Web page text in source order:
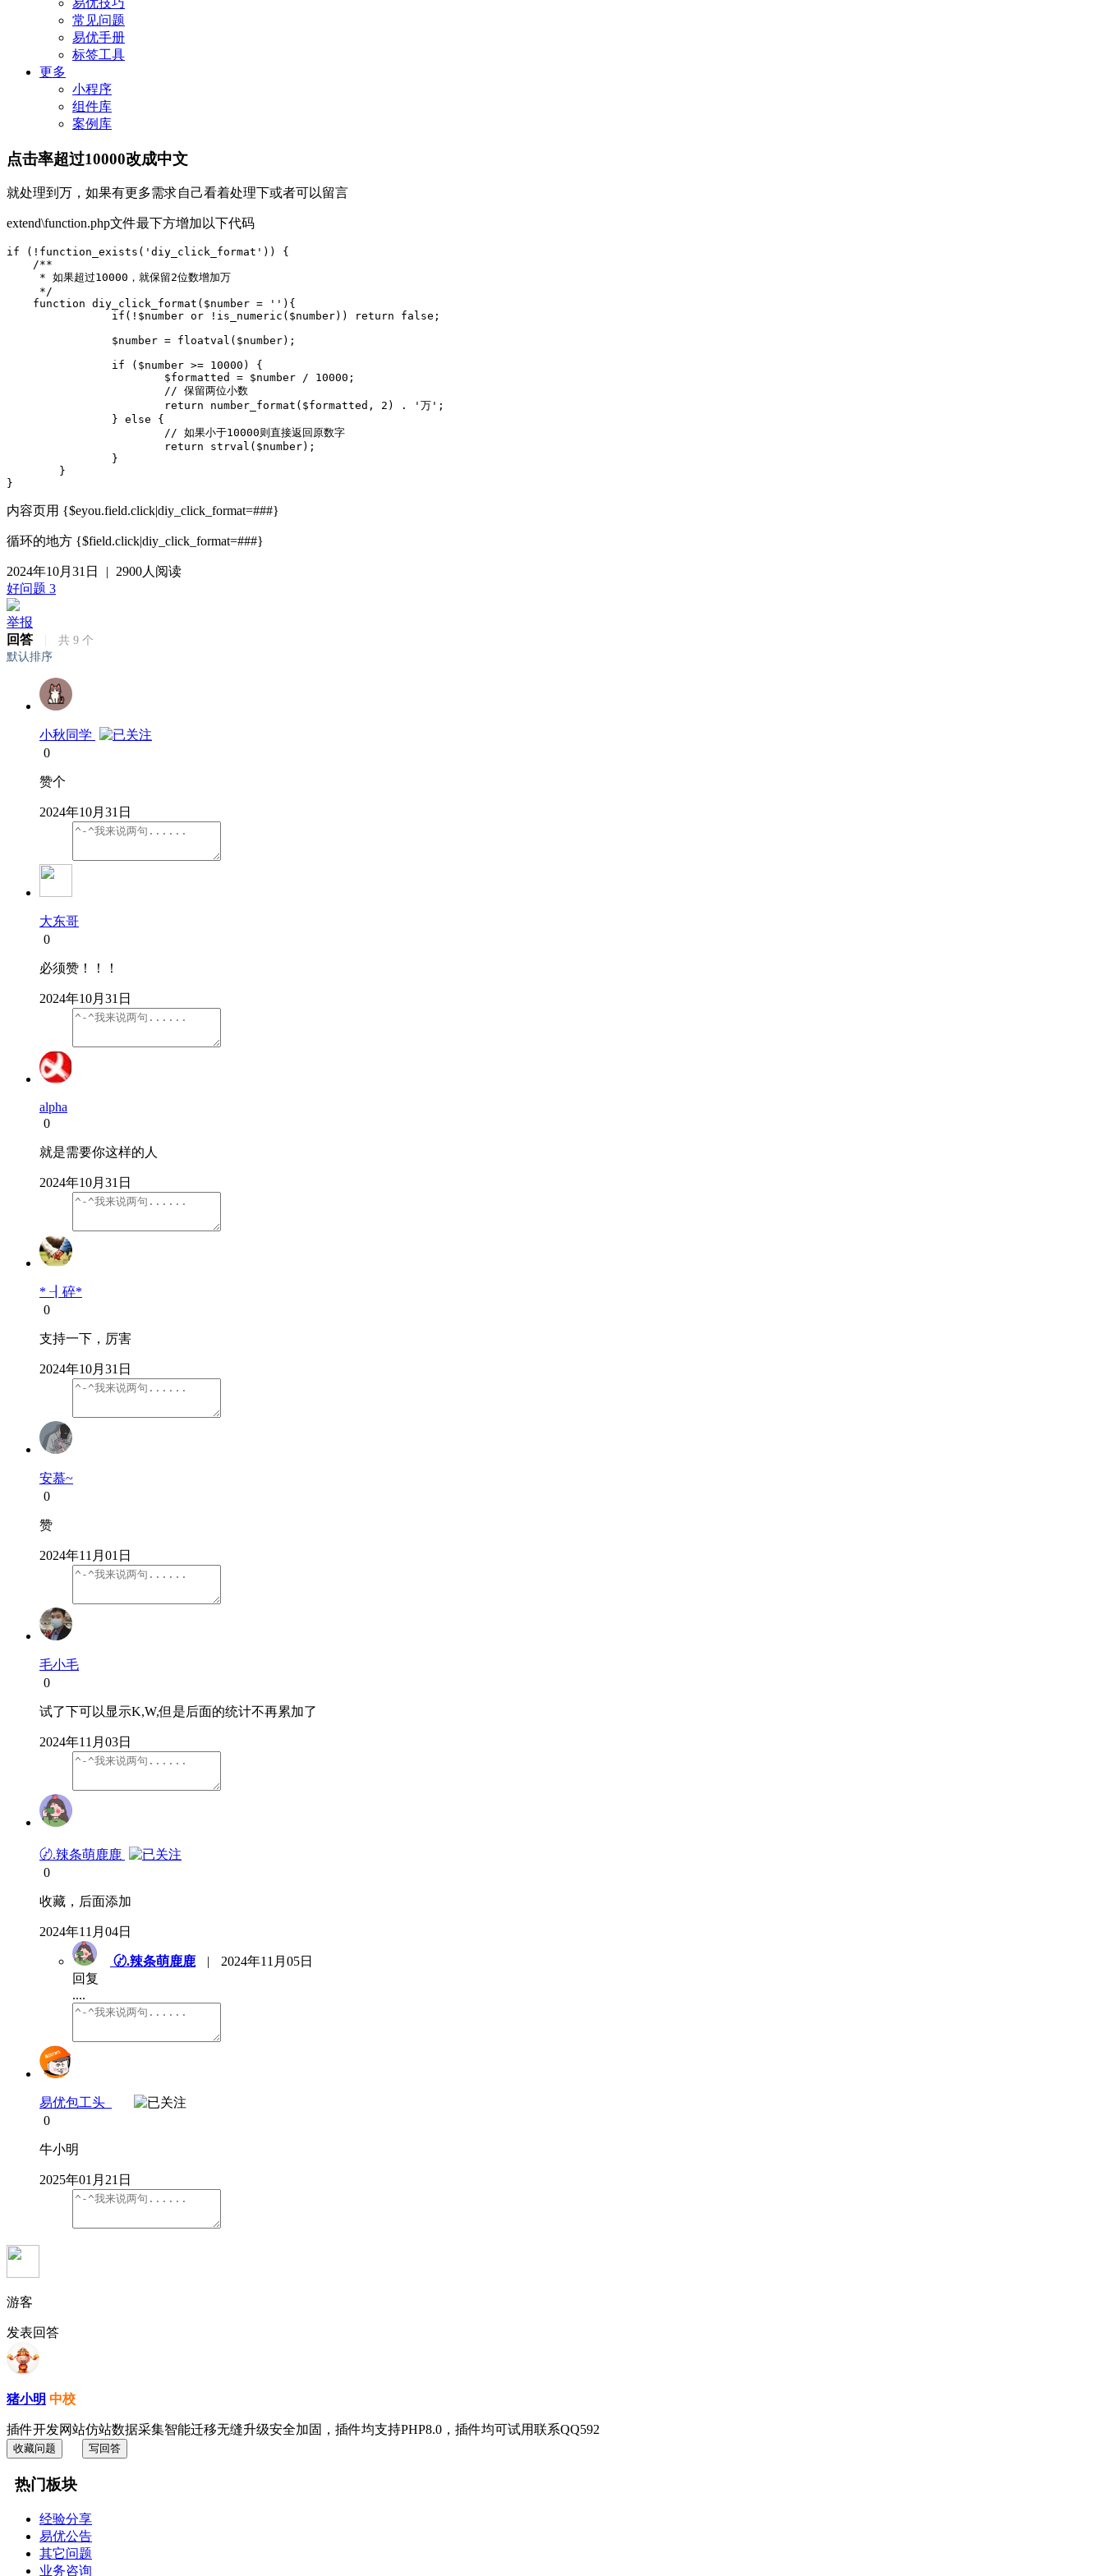
易优技巧
常见问题
易优手册
标签工具
更多
小程序
组件库
案例库
点击率超过10000改成中文
就处理到万，如果有更多需求自己看着处理下或者可以留言
extend\function.php文件最下方增加以下代码
if (!function_exists('diy_click_format')) {
/**
* 如果超过10000，就保留2位数增加万
*/
function diy_click_format($number = ''){
}
内容页用 {$eyou.field.click|diy_click_format=###}
循环的地方 {$field.click|diy_click_format=###}
2024年10月31日 | 2900人阅读
好问题 3
举报
回答
共 9 个
默认排序
小秋同学
0
赞个
2024年10月31日
大东哥
0
必须赞！！！
2024年10月31日
alpha
0
就是需要你这样的人
2024年10月31日
* ┨碎*
0
支持一下，厉害
2024年10月31日
安慕~
0
赞
2024年11月01日
毛小毛
0
试了下可以显示K,W,但是后面的统计不再累加了
2024年11月03日
〄.辣条萌鹿鹿
0
收藏，后面添加
2024年11月04日
〄.辣条萌鹿鹿 |
2024年11月05日
回复
....
易优包工头
0
牛小明
2025年01月21日
游客
发表回答
猪小明 中校
插件开发网站仿站数据采集智能迁移无缝升级安全加固，插件均支持PHP8.0，插件均可试用联系QQ592
收藏问题 写回答
热门板块
经验分享
易优公告
其它问题
业务咨询